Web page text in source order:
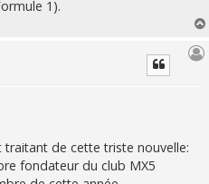
1).
traitant de cette triste nouvelle:
fondateur du club MX5